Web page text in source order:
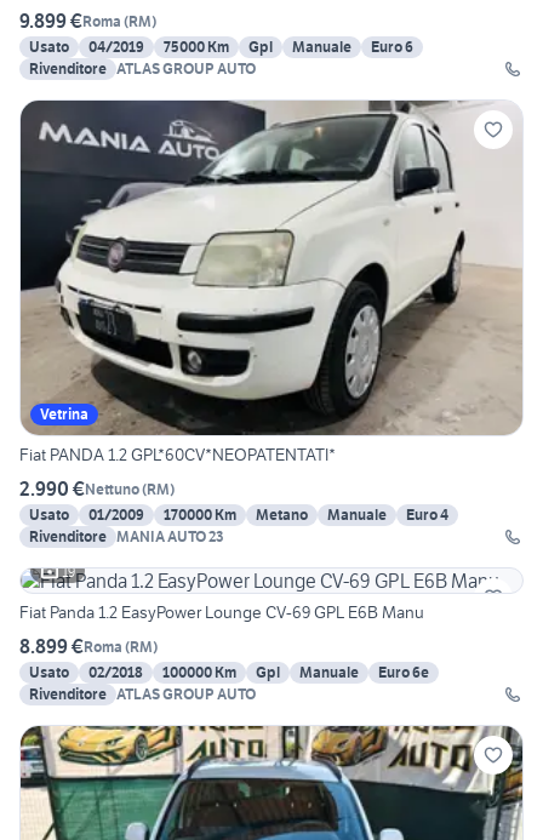
9.899 €Roma (RM)
Usato
04/2019 75000 Km Gpl Manuale
Euro 6
Rivenditore ATLAS GROUP AUTO
Vetrina
Fiat PANDA 1.2 GPL*60CV*NEOPATENTATI*
2.990 €Nettuno(RM)
Usato
01/2009 170000 Km Metano Manuale
Euro 4
Rivenditore MANIA AUTO 23
19
Fiat Panda 1.2 EasyPower Lounge CV-69 GPL E6B Manu
8.899 €Roma (RM)
Usato
02/2018 100000 Km Gpl Manuale
Euro 6e
Rivenditore ATLAS GROUP AUTO